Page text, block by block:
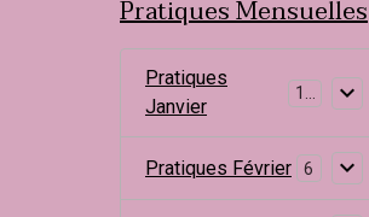
Pratiques Mensuelles
Pratiques
Janvier
Pratiques Février 6